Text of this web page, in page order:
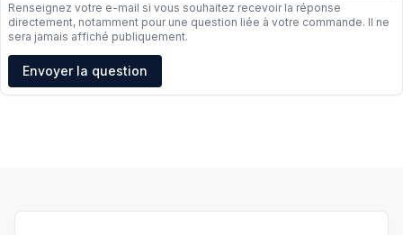
Renseignez votre e-mail si vous souhaitez recevoir la réponse
directement, notamment pour une question liée à votre commande. Il ne
sera jamais affiché publiquement.
Adresse e-mail
Envoyer la question